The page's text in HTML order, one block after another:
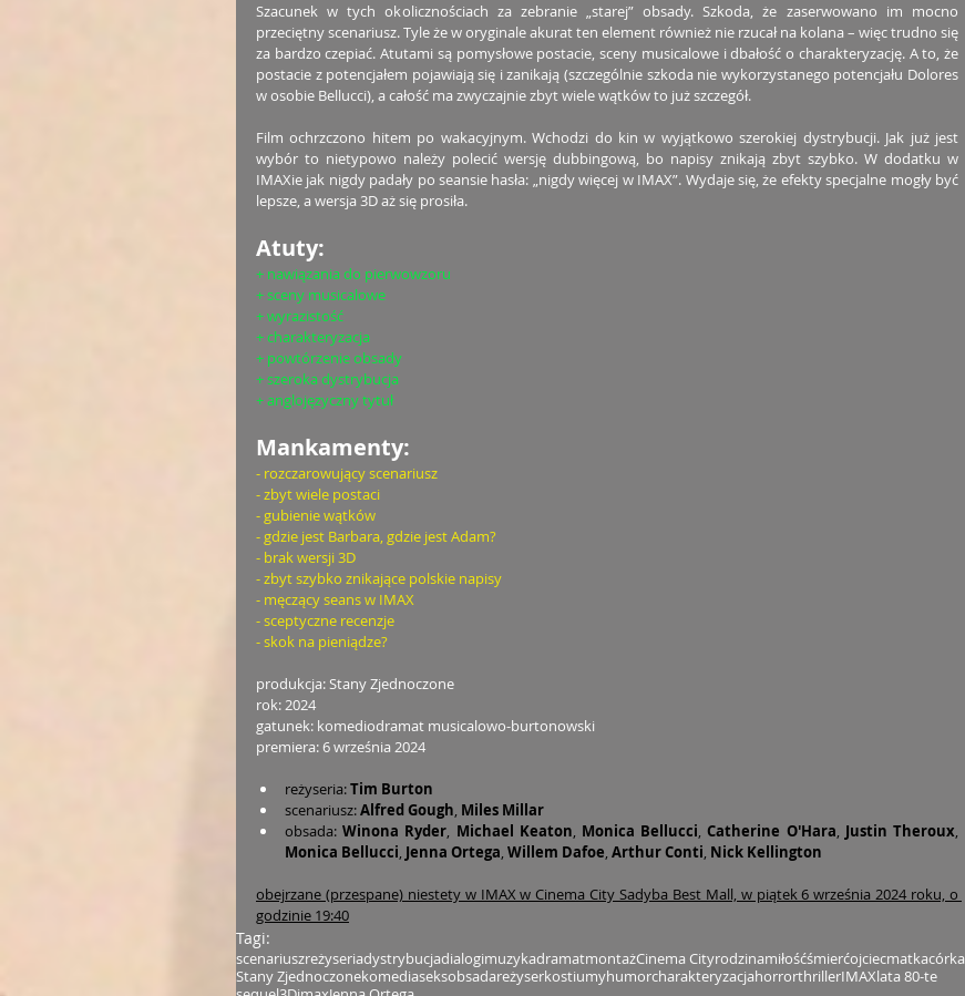
Szacunek w tych okolicznościach za zebranie „starej” obsady. Szkoda, że zaserwowano im mocno
przeciętny scenariusz. Tyle że w oryginale akurat ten element również nie rzucał na kolana – więc trudno się
za bardzo czepiać. Atutami są pomysłowe postacie, sceny musicalowe i dbałość o charakteryzację. A to, że
postacie z potencjałem pojawiają się i zanikają (szczególnie szkoda nie wykorzystanego potencjału Dolores
w osobie Bellucci), a całość ma zwyczajnie zbyt wiele wątków to już szczegół.
Film ochrzczono hitem po wakacyjnym. Wchodzi do kin w wyjątkowo szerokiej dystrybucji. Jak już jest
wybór to nietypowo należy polecić wersję dubbingową, bo napisy znikają zbyt szybko. W dodatku w
IMAXie jak nigdy padały po seansie hasła: „nigdy więcej w IMAX”. Wydaje się, że efekty specjalne mogły być
lepsze, a wersja 3D aż się prosiła.
Atuty:
+ nawiązania do pierwowzoru
+ sceny musicalowe
+ wyrazistość
+ charakteryzacja
+ powtórzenie obsady
+ szeroka dystrybucja
+ anglojęzyczny tytuł
Mankamenty:
- rozczarowujący scenariusz
- zbyt wiele postaci
- gubienie wątków
- gdzie jest Barbara, gdzie jest Adam?
- brak wersji 3D
- zbyt szybko znikające polskie napisy
- męczący seans w IMAX
- sceptyczne recenzje
- skok na pieniądze?
produkcja: Stany Zjednoczone
rok: 2024
gatunek: komediodramat musicalowo-burtonowski
premiera: 6 września 2024
reżyseria: Tim Burton
scenariusz: Alfred Gough, Miles Millar
obsada: Winona Ryder, Michael Keaton, Monica Bellucci, Catherine O'Hara, Justin Theroux
Monica Bellucci, Jenna Ortega, Willem Dafoe, Arthur Conti, Nick Kellington
obejrzane (przespane) niestety w IMAX w Cinema City Sadyba Best Mall, w piątek 6 września 2024 roku, o
godzinie 19:40
Tagi:
scenariuszreżyseriadystrybucjadialogimuzykadramatmontażCinema Cityrodzinamiłośćśmierćojciecmatkacórka
Stany ZjednoczonekomediaseksobsadareżyserkostiumyhumorcharakteryzacjahorrorthrillerIMAXlata 80-te